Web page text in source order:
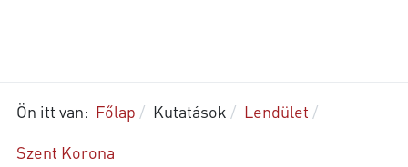
Ön itt van: Főlap Kutatások
Lendület
Szent Korona